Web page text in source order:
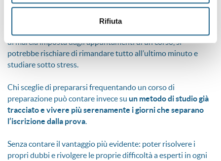
Rifiuta
organizzare un programma di studio equilibrato e di perdere
troppo tempo su argomenti che si potrebbero rivelare inutili.
di marcia imposta dagli appuntamenti di un corso, si
potrebbe rischiare di rimandare tutto all’ultimo minuto e
studiare sotto stress.
Chi sceglie di prepararsi frequentando un corso di
preparazione può contare invece su un metodo di studio già
tracciato e vivere più serenamente i giorni che separano
l’iscrizione dalla prova.
Senza contare il vantaggio più evidente: poter risolvere i
propri dubbi e rivolgere le proprie difficoltà a esperti in ogni